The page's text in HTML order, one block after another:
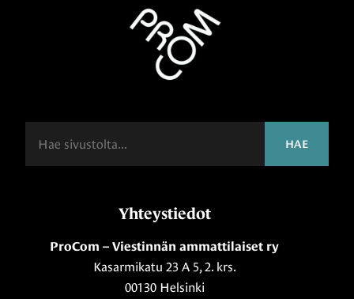
HAE
Yhteystiedot
ProCom – Viestinnän ammattilaiset ry
Kasarmikatu 23 A 5, 2. krs.
00130 Helsinki